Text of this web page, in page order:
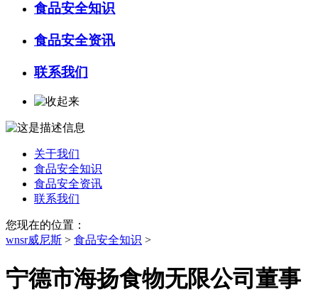
食品安全知识
食品安全资讯
联系我们
关于我们
食品安全知识
食品安全资讯
联系我们
您现在的位置：
wnsr威尼斯 > 食品安全知识 >
宁德市海扬食物无限公司董事